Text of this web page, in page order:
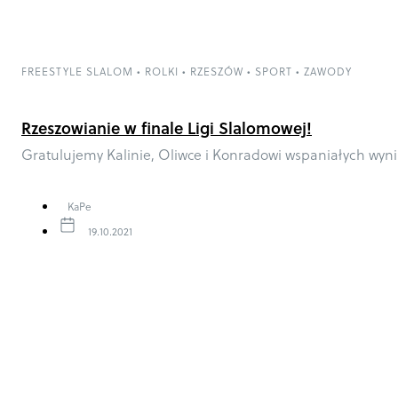
FREESTYLE SLALOM • ROLKI • RZESZÓW • SPORT • ZAWODY
Rzeszowianie w finale Ligi Slalomowej!
Gratulujemy Kalinie, Oliwce i Konradowi wspaniałych
KaPe
19.10.2021